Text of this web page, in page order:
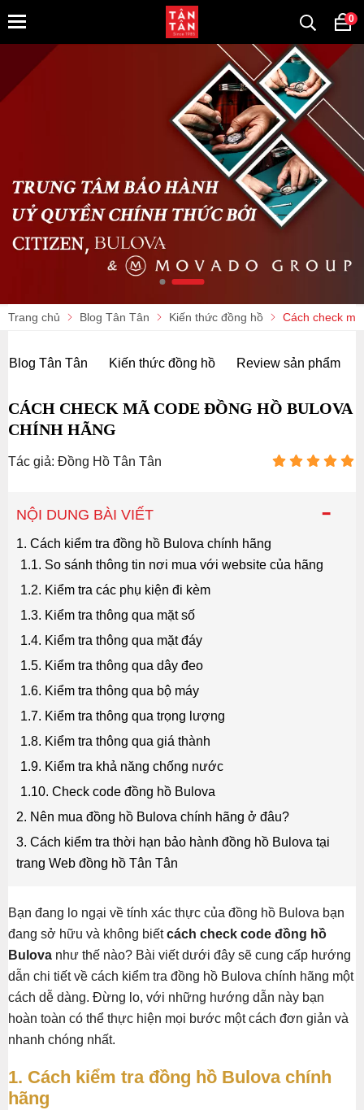
0
Trang chủ Blog Tân Tân Kiến thức đồng hồ Cách check
Blog Tân Tân Kiến thức đồng hồ Review sản phẩm
CÁCH CHECK MÃ CODE ĐỒNG HỒ BULOVA
CHÍNH HÃNG
Tác giả: Đồng Hồ Tân Tân
-
NỘI DUNG BÀI VIẾT
1. Cách kiểm tra đồng hồ Bulova chính hãng
1.1. So sánh thông tin nơi mua với website của hãng
1.2. Kiểm tra các phụ kiện đi kèm
1.3. Kiểm tra thông qua mặt số
1.4. Kiểm tra thông qua mặt đáy
1.5. Kiểm tra thông qua dây đeo
1.6. Kiểm tra thông qua bộ máy
1.7. Kiểm tra thông qua trọng lượng
1.8. Kiểm tra thông qua giá thành
1.9. Kiểm tra khả năng chống nước
1.10. Check code đồng hồ Bulova
2. Nên mua đồng hồ Bulova chính hãng ở đâu?
3. Cách kiểm tra thời hạn bảo hành đồng hồ Bulova tại
trang Web đồng hồ Tân Tân
Bạn đang lo ngại về tính xác thực của đồng hồ Bulova bạn
đang sở hữu và không biếtcách check code đồng hồ
Bulova như thế nào? Bài viết dưới đây sẽ cung cấp hướng
dẫn chi tiết về cách kiểm tra đồng hồ Bulova chính hãng một
cách dễ dàng. Đừng lo, với những hướng dẫn này bạn
hoàn toàn có thể thực hiện mọi bước một cách đơn giản và
nhanh chóng nhất.
1. Cách kiểm tra đồng hồ Bulova chính
hãng